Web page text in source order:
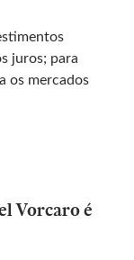
juros; para
os mercados
Vorcaro é